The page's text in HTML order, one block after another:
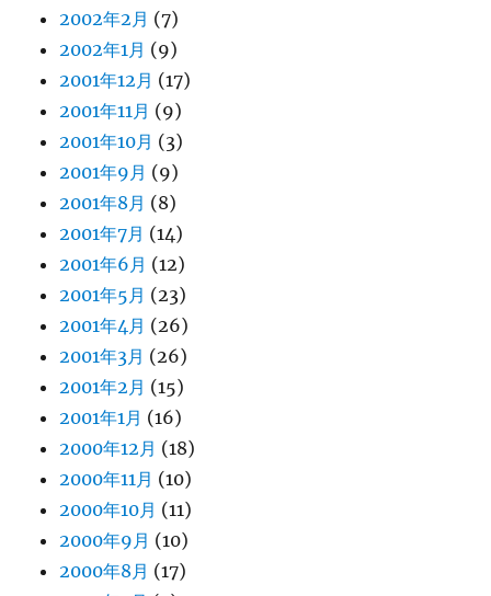
2002年2月 (7)
2002年1月 (9)
2001年12月 (17)
2001年11月 (9)
2001年10月 (3)
2001年9月 (9)
2001年8月 (8)
2001年7月 (14)
2001年6月 (12)
2001年5月 (23)
2001年4月 (26)
2001年3月 (26)
2001年2月 (15)
2001年1月 (16)
2000年12月 (18)
2000年11月 (10)
2000年10月 (11)
2000年9月 (10)
2000年8月 (17)